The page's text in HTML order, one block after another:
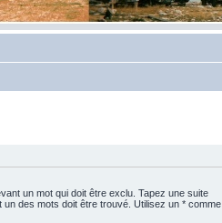
un mot qui doit être exclu. Tapez une suite
des mots doit être trouvé. Utilisez un * comme